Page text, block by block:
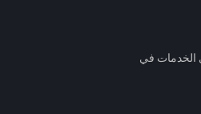
الخدمات في